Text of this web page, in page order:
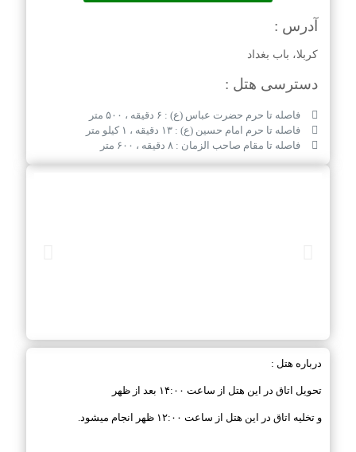
آدرس :
کربلا، باب بغداد
دسترسی هتل :
فاصله تا حرم حضرت عباس (ع) : ۶ دقیقه ، ۵۰۰ متر
فاصله تا حرم امام حسین (ع) : ۱۳ دقیقه ، ۱ کیلو متر
فاصله تا مقام صاحب الزمان : ۸ دقیقه ، ۶۰۰ متر
درباره هتل :
تحویل اتاق در این هتل از ساعت ۱۴:۰۰ بعد از ظهر
و تخلیه اتاق در این هتل از ساعت ۱۲:۰۰ ظهر انجام میشود.